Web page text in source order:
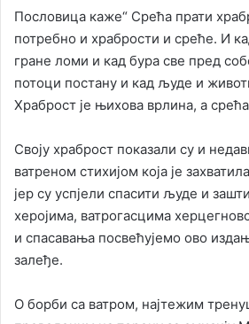
Пословица каже“ Срећа прати
потребно и храбрости и среће. И
гране ломи и кад бура све пред
потоци постану и кад људе и
Храброст је њихова врлина, а
Своју храброст показали су и
ватреном стихијом која је
јер су успјели спасити људе и
херојима, ватрогасцима
и спасавања посвећујемо ово
залеђе.
О борби са ватром, најтежим